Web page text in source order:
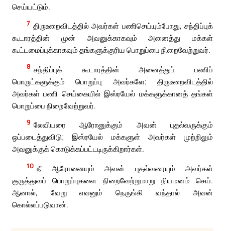
செய்யட்டும்.
7 திருஉறைவிடத்தில் அவர்கள் பணிசெய்யும்போது, சந்திப்புக்
கூடாரத்தின் முன் அவனுக்காகவும் அனைத்து மக்கள்
கூட்டமைப்புக்காகவும் தங்களுக்குரிய பொறுப்பை நிறைவேற்றுவர்.
8 சந்திப்புக் கூடாரத்தின் அனைத்துப் பணிப்
பொருட்களுக்கும் பொறுப்பு அவர்களே; திருஉறைவிடத்தில்
அவர்கள் பணி செய்கையில் இஸ்ரயேல் மக்களுக்கானத் தங்கள்
பொறுப்பை நிறைவேற்றுவர்.
9 லேவியரை ஆரோனுக்கும் அவன் புதல்வருக்கும்
ஒப்படைத்துவிடு; இஸ்ரயேல் மக்களுள் அவர்கள் முற்றிலும்
அவனுக்குக் கொடுக்கப்பட்டடிருக்கிறார்கள்.
10 நீ ஆரோனையும் அவன் புதல்வரையும் அவர்கள்
குருத்துவப் பொறுப்புகளை நிறைவேற்றுமாறு நியமனம் செய்.
ஆனால், வேறு எவனும் நெருங்கி வந்தால் அவன்
கொல்லப்படுவான்.